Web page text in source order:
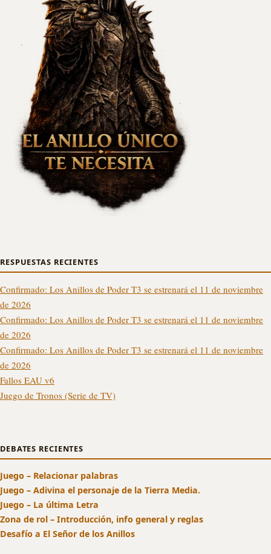
RESPUESTAS RECIENTES
Confirmado: Los Anillos de Poder T3 se estrenará el 11 de noviembre
de 2026
Confirmado: Los Anillos de Poder T3 se estrenará el 11 de noviembre
de 2026
Confirmado: Los Anillos de Poder T3 se estrenará el 11 de noviembre
de 2026
Fallos EAU v6
Juego de Tronos (Serie de TV)
DEBATES RECIENTES
Juego – Relacionar palabras
Juego – Adivina el personaje de la Tierra Media.
Juego – La última Letra
Zona de rol – Introducción, info general y reglas
Desafío a El Señor de los Anillos